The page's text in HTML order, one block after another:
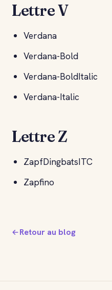
Lettre V
Verdana
Verdana-Bold
Verdana-BoldItalic
Verdana-Italic
Lettre Z
ZapfDingbatsITC
Zapfino
Retour au blog